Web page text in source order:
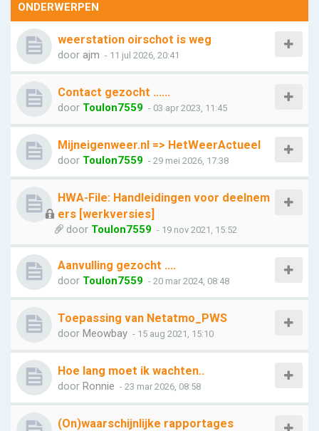
ONDERWERPEN
weerstation oirschot is weg
door ajm - 11 jul 2026, 20:41
Contact gezocht ......
door Toulon7559 - 03 apr 2023, 11:45
Mijneigenweer.nl => HetWeerActueel
door Toulon7559 - 29 mei 2026, 17:38
HWA-File: Handleidingen voor deelnem
ers [werkversies]
door Toulon7559 - 19 nov 2021, 15:52
Aanvulling gezocht ….
door Toulon7559 - 20 mar 2024, 08:48
Toepassing van Netatmo_PWS
door Meowbay - 15 aug 2021, 15:10
Hoe lang moet ik wachten..
door Ronnie - 23 mar 2026, 08:58
(On)waarschijnlijke rapportages